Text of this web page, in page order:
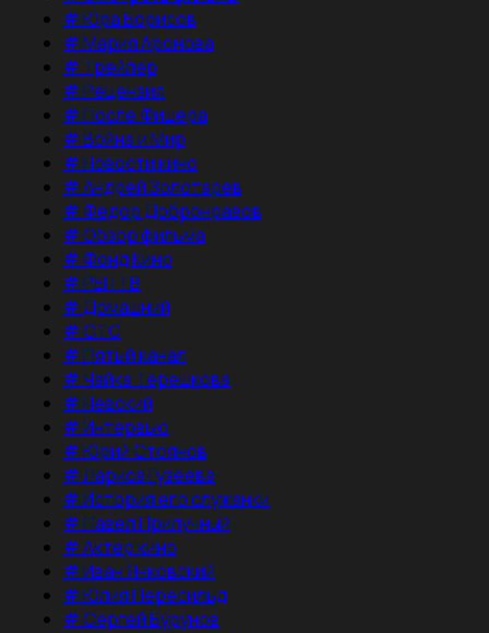
#Юра Борисов
#Мария Аронова
# Трейлер
#Рецензия
#После Фишера
#Война и Мир
#Новости кино
#Андрей Золотарев
#Федор Добронравов
#Обзор фильма
#Фонд Кино
#РЕН ТВ
#Домашний
#СТС
#Пятый канал
#Чайка Терешкова
#Невский
#Интервью
#Юрий Стоянов
#Лариса Гузеева
#История его служанки
#Павел Прилучный
#Актер кино
#Иван Янковский
#Юлия Пересильд
#Сергей Бурунов